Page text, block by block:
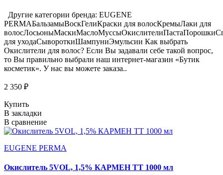
Другие категории бренда: EUGENE
PERMAБальзамыВоскГелиКраски для волосКремыЛаки для
для уходаСывороткиШампуниЭмульсии Как выбрать
Окислители для волос? Если Вы задавали себе такой вопрос,
то Вы правильно выбрали наш интернет-магазин «Бутик
косметик». У нас вы можете заказа..
2 350 ₽
Купить
В закладки
В сравнение
EUGENE PERMA
Окислитель 5VOL, 1,5% КАРМЕН ТТ 1000 мл